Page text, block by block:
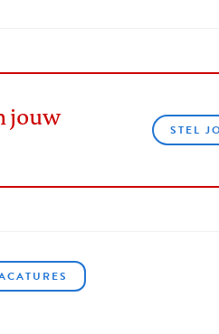
jouw
STEL